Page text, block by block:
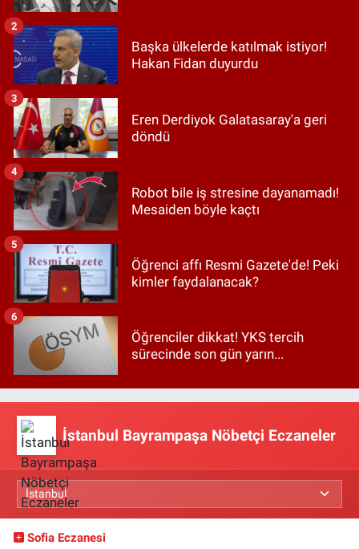
Başka ülkelerde katılmak istiyor!
Hakan Fidan duyurdu
2
Eren Derdiyok Galatasaray'a geri
döndü
3
Robot bile iş stresine dayanamadı!
Mesaiden böyle kaçtı
4
Öğrenci affı Resmi Gazete'de! Peki
kimler faydalanacak?
5
Öğrenciler dikkat! YKS tercih
sürecinde son gün yarın...
6
İstanbul Bayrampaşa Nöbetçi Eczaneler
Sofia Eczanesi